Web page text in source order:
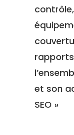
et son
SEO »